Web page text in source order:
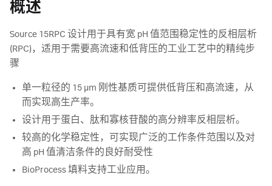
概述
Source 15RPC 设计用于具有宽 pH 值范围稳定性的反相层析
(RPC)，适用于需要高流速和低背压的工业工艺中的精纯步
骤
单一粒径的 15 µm 刚性基质可提供低背压和高流速，从
而实现高生产率。
设计用于蛋白、肽和寡核苷酸的高分辨率反相层析。
较高的化学稳定性，可实现广泛的工作条件范围以及对
高 pH 值清洁条件的良好耐受性
BioProcess 填料支持工业应用。